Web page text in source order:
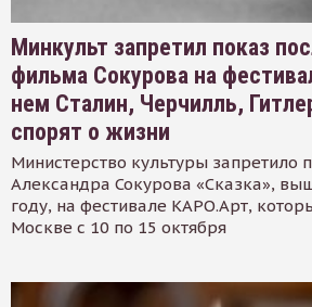
Минкульт запретил показ
фильма Сокурова на
нем Сталин, Черчилль,
спорят о жизни
Министерство культуры запретило
Александра Сокурова «Сказка»,
году, на фестивале КАРО.Арт,
Москве с 10 по 15 октября